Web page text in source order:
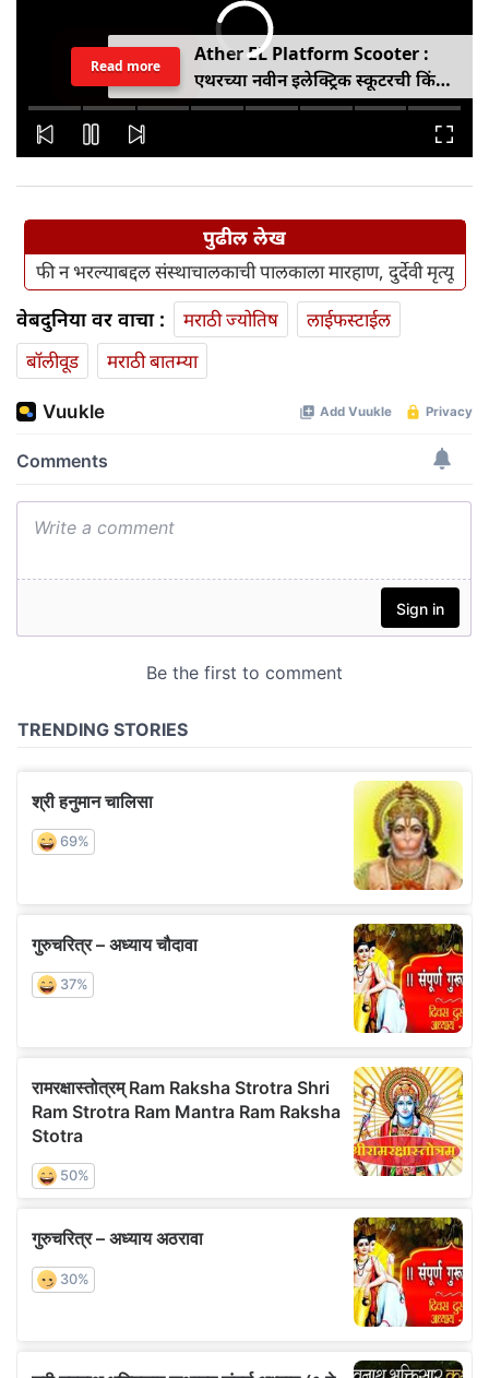
Ather EL Platform Scooter :
जाहीर, जाणून घ्या कोनार्कमध्ये कोणती
Read more
पुढील लेख
फी न भरल्याबद्दल संस्थाचालकाची पालकाला मारहाण, दुर्देवी मृत्यू
वेबदुनिया वर वाचा : मराठी ज्योतिष
लाईफस्टाईल
बॉलीवूड
मराठी बातम्या